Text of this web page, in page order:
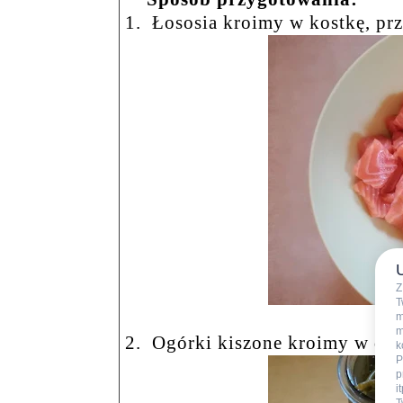
1. Łososia kroimy w kostkę,
2. Ogórki kiszone kroimy w